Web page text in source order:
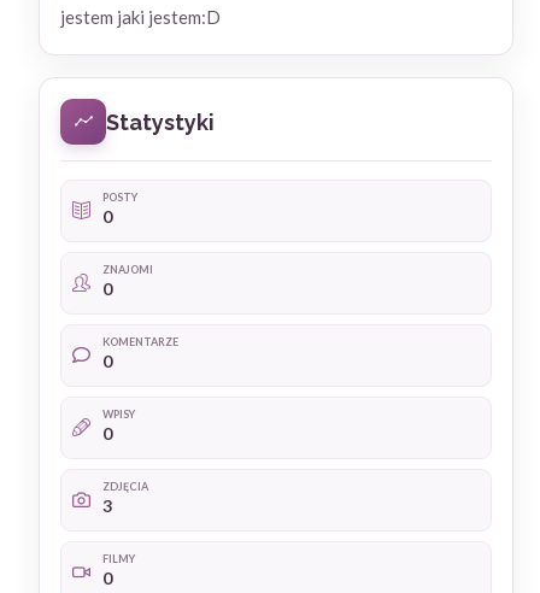
jestem jaki jestem:D
Statystyki
POSTY
0
ZNAJOMI
0
KOMENTARZE
0
WPISY
0
ZDJĘCIA
3
FILMY
0